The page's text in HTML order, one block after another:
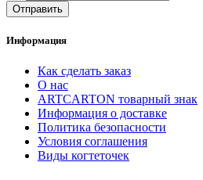
Отправить
Информация
Как сделать заказ
О нас
ARTCARTON товарный знак
Информация о доставке
Политика безопасности
Условия соглашения
Виды когтеточек